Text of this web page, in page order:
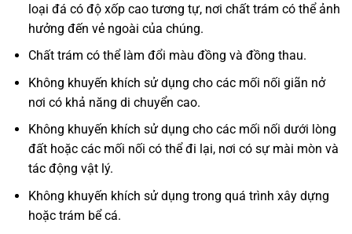
loại đá có độ xốp cao tương tự, nơi chất trám có thể ảnh
hưởng đến vẻ ngoài của chúng.
Chất trám có thể làm đổi màu đồng và đồng thau.
Không khuyến khích sử dụng cho các mối nối giãn nở
nơi có khả năng di chuyển cao.
Không khuyến khích sử dụng cho các mối nối dưới lòng
đất hoặc các mối nối có thể đi lại, nơi có sự mài mòn và
tác động vật lý.
Không khuyến khích sử dụng trong quá trình xây dựng
hoặc trám bể cá.